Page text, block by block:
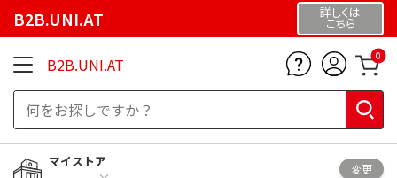
B2B.UNI.AT 詳しくは
こちら
B2B.UNI.AT 0
マイストア
変更